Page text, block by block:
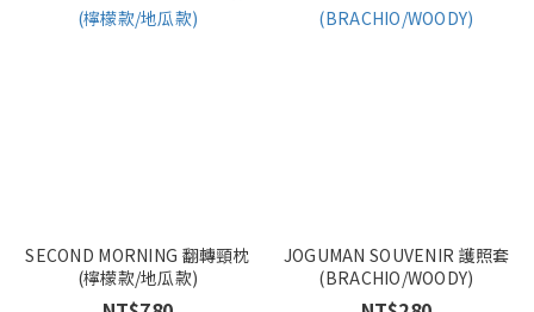
SECOND MORNING 翻轉頸枕
(檸檬款/地瓜款)
JOGUMAN SOUVENIR 護照套
(BRACHIO/WOODY)